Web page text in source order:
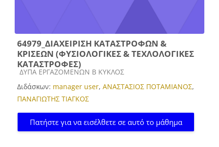
64979_ΔΙΑΧΕΙΡΙΣΗ ΚΑΤΑΣΤΡΟΦΩΝ &
ΚΡΙΣΕΩΝ (ΦΥΣΙΟΛΟΓΙΚΕΣ & ΤΕΧΛΟΛΟΓΙΚΕΣ
ΚΑΤΑΣΤΡΟΦΕΣ)
Κατηγορία μαθήματος
ΔΥΠΑ ΕΡΓΑΖΟΜΕΝΩΝ Β ΚΥΚΛΟΣ
Διδάσκων: manager user, ΑΝΑΣΤΑΣΙΟΣ ΠΟΤΑΜΙΑΝΟΣ,
ΠΑΝΑΓΙΩΤΗΣ ΤΙΑΓΚΟΣ
Πατήστε για να εισέλθετε σε αυτό το μάθημα